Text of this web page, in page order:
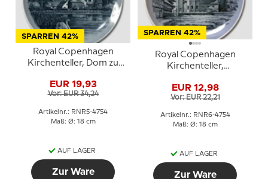
SPARREN 42%
Royal Copenhagen
Kirchenteller, Dom zu
EUR 19,93
Vor: EUR 34,24
Artikelnr.: RNR5-4754
Maß: Ø: 18 cm
AUF LAGER
Zur Ware
SPARREN 42%
Royal Copenhagen
Kirchenteller,
Kalundborg
EUR 12,98
Vor: EUR 22,21
Artikelnr.: RNR6-4754
Maß: Ø: 18 cm
AUF LAGER
Zur Ware